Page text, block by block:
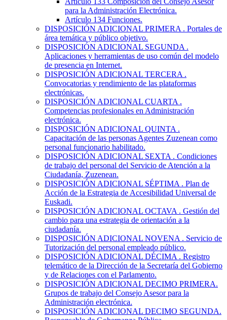
para la Administración Electrónica.
Artículo 134 Funciones.
DISPOSICIÓN ADICIONAL PRIMERA . Portales de
área temática y público objetivo.
DISPOSICIÓN ADICIONAL SEGUNDA .
Aplicaciones y herramientas de uso común del modelo
de presencia en Internet.
DISPOSICIÓN ADICIONAL TERCERA .
Convocatorias y rendimiento de las plataformas
electrónicas.
DISPOSICIÓN ADICIONAL CUARTA .
Competencias profesionales en Administración
electrónica.
DISPOSICIÓN ADICIONAL QUINTA .
Capacitación de las personas Agentes Zuzenean como
personal funcionario habilitado.
DISPOSICIÓN ADICIONAL SEXTA . Condiciones
de trabajo del personal del Servicio de Atención a la
Ciudadanía, Zuzenean.
DISPOSICIÓN ADICIONAL SÉPTIMA . Plan de
Acción de la Estrategia de Accesibilidad Universal de
Euskadi.
DISPOSICIÓN ADICIONAL OCTAVA . Gestión del
cambio para una estrategia de orientación a la
ciudadanía.
DISPOSICIÓN ADICIONAL NOVENA . Servicio de
Tutorización del personal empleado público.
DISPOSICIÓN ADICIONAL DÉCIMA . Registro
telemático de la Dirección de la Secretaría del Gobierno
y de Relaciones con el Parlamento.
DISPOSICIÓN ADICIONAL DECIMO PRIMERA.
Grupos de trabajo del Consejo Asesor para la
Administración electrónica.
DISPOSICIÓN ADICIONAL DECIMO SEGUNDA.